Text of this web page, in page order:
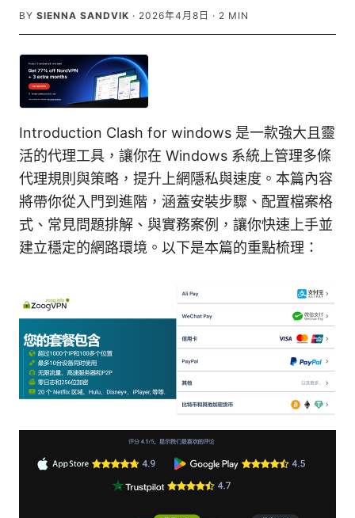
BY SIENNA SANDVIK · 2026年4月8日 · 2 MIN
Introduction Clash for windows 是一款強大且靈
活的代理工具，讓你在 Windows 系統上管理多條
代理規則與策略，提升上網隱私與速度。本篇內容
將帶你從入門到進階，涵蓋安裝步驟、配置檔案格
式、常見問題排解、與實務案例，讓你快速上手並
建立穩定的網路環境。以下是本篇的重點梳理：